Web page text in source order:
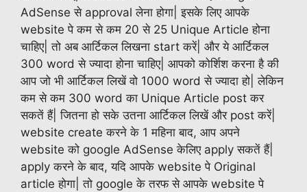
AdSense से approval लेना होगा| इसके लिए आपके
website पे कम से कम 20 से 25 Unique Article होना
चाहिए| तो अब आर्टिकल लिखना start करें| और ये आर्टिकल
300 word से ज्यादा होना चाहिए| आपको कोर्शिश करना है की
आप जो भी आर्टिकल लिखें वो 1000 word से ज्यादा हो| लेकिन
कम से कम 300 word का Unique Article post कर
सकतें हैं| जितना हो सके उतना आर्टिकल लिखें और post करें|
website create करने के 1 महिना बाद, आप अपने
website को google AdSense केलिए apply सकतें हैं|
apply करने के बाद, यदि आपके website पे Original
article होगा| तो google के तरफ से आपके website पे